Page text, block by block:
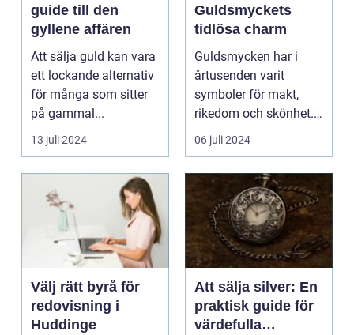
guide till den
gyllene affären
Att sälja guld kan vara
ett lockande alternativ
för många som sitter
på gammal...
13 juli 2024
Guldsmyckets
tidlösa charm
Guldsmycken har i
årtusenden varit
symboler för makt,
rikedom och skönhet.
Frå...
06 juli 2024
Välj rätt byrå för
redovisning i
Huddinge
Att sälja silver: En
praktisk guide för
värdefulla